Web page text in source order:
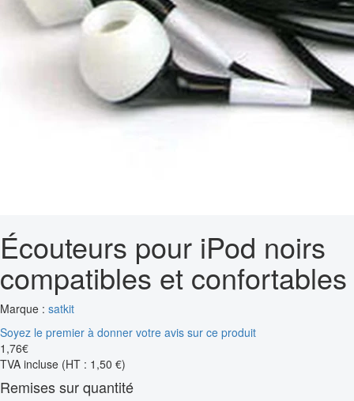
Écouteurs pour iPod noirs
compatibles et confortables
Marque : satkit
Soyez le premier à donner votre avis sur ce produit
1 ,76€
TVA incluse (HT : 1,50 €)
Remises sur quantité